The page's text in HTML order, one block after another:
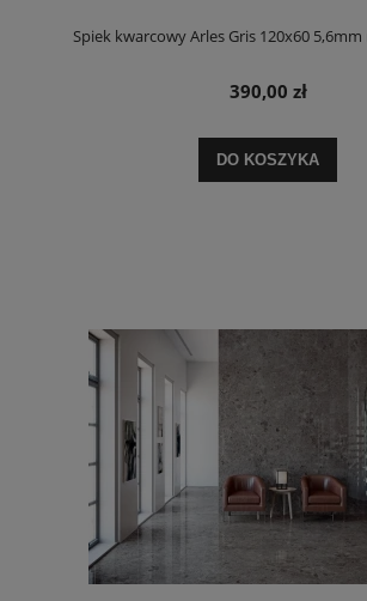
Spiek kwarcowy Arles Gris 120x60
390,00 zł
DO KOSZYKA